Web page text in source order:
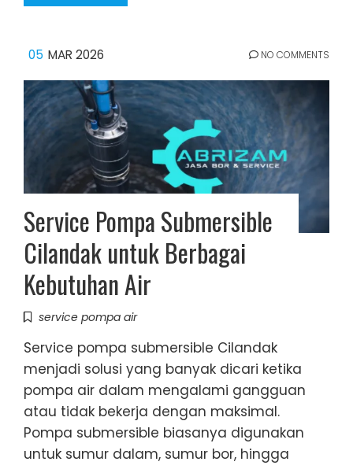
05 MAR 2026 NO COMMENTS
Service Pompa Submersible
Cilandak untuk Berbagai
Kebutuhan Air
service pompa air
Service pompa submersible Cilandak
menjadi solusi yang banyak dicari ketika
pompa air dalam mengalami gangguan
atau tidak bekerja dengan maksimal.
Pompa submersible biasanya digunakan
untuk sumur dalam, sumur bor, hingga